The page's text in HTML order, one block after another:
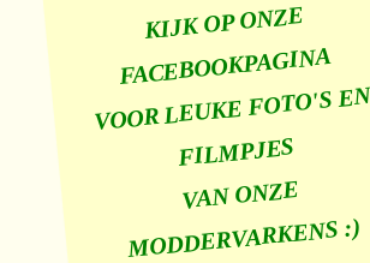
KIJK OP ONZE
FACEBOOKPAGINA
VOOR LEUKE FOTO'S EN
FILMPJES
VAN ONZE
MODDERVARKENS :)